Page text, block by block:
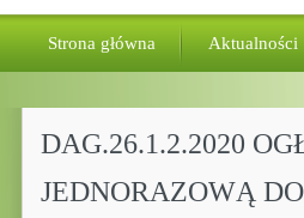
Strona główna Aktualności
DAG.26.1.2.2020
JEDNORAZOWĄ